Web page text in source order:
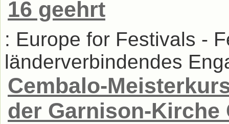
16 geehrt
: Europe for Festivals -
länderverbindendes
Cembalo-
der Garnison-Kirche